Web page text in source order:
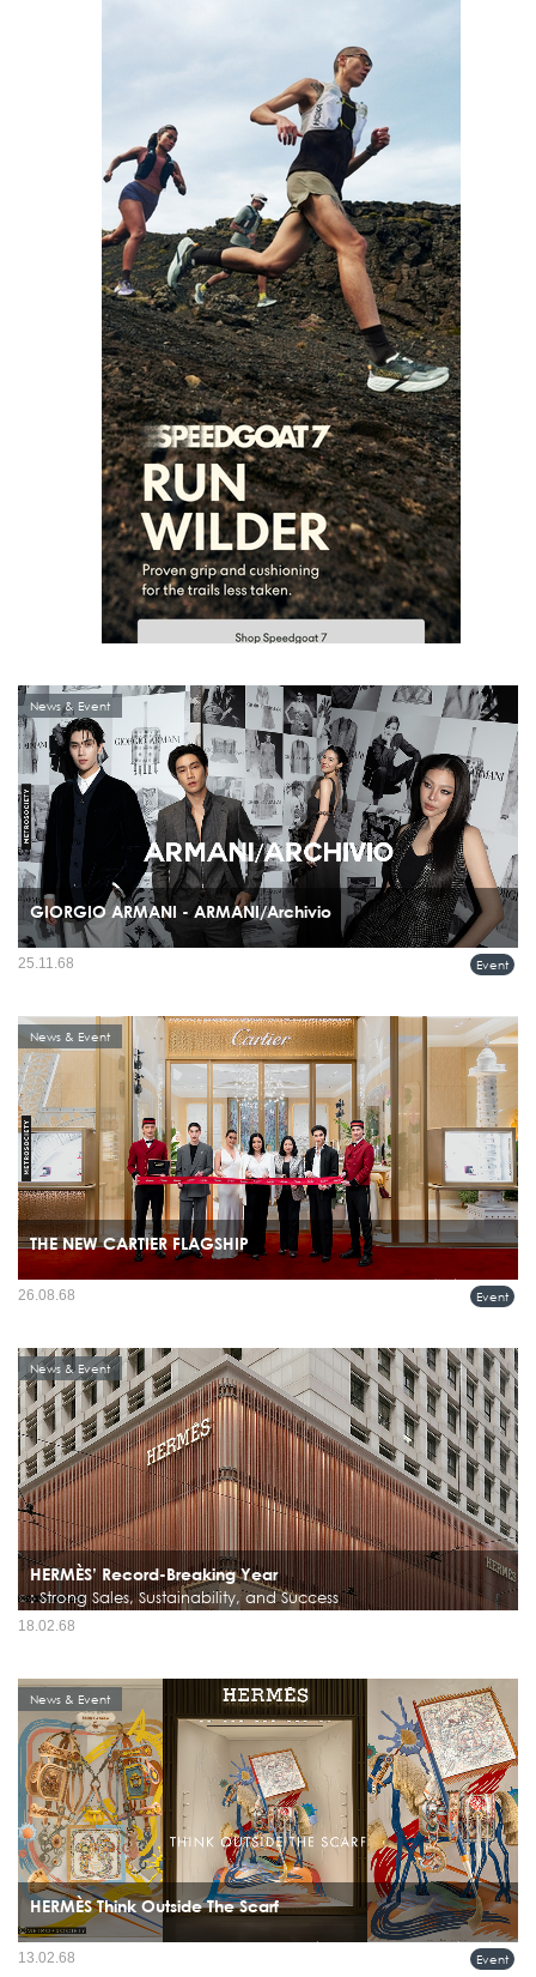
GIORGIO ARMANI - ARMANI/Archivio
ฉลองการเปิดตัวบูติกแห่งล่าสุดในกรุงเทพมหานคร ผ่านนิทรรศการ ARMANI/Archivio
News & Event
Event
25.11.68
THE NEW CARTIER FLAGSHIP
คาร์เทียร์เปิดตัวบูติคแฟลกชิปแห่งใหม่ ณ ศูนย์การค้าสยามพารากอน บนพื้นที่กว่า 758
News & Event
Event
26.08.68
HERMÈS’ Record-Breaking Year
: Strong Sales, Sustainability, and Success
Hermès แบรนด์หรูระดับโลกปิดปี 2024 ด้วยผลประกอบการที่แข็งแกร่ง รายได้รวม
News & Event
18.02.68
HERMÈS Think Outside The Scarf
Hermès ได้ทำงานร่วมกับ “ธีรวัฒน์ เฑียรฆประสิทธิ์” ศิลปินร่วมสมัยชาวไทยที่เป็นที่
รู้จักด้วยความสามารถอันโดดเด่นในการผสมผสานงานฝีมือไทยแบบดั้งเดิมเข้ากับ
News & Event
Event
13.02.68